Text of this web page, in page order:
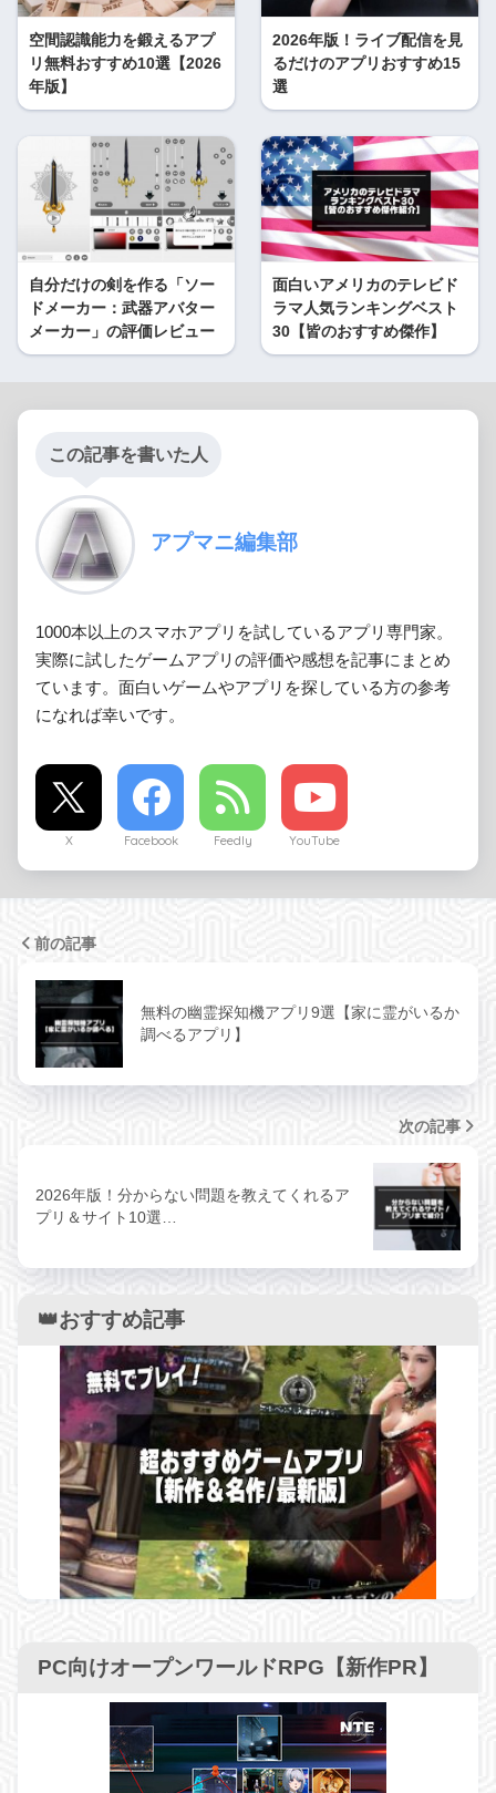
空間認識能力を鍛えるアプ
リ無料おすすめ10選【2026
年版】
2026年版！ライブ配信を見
るだけのアプリおすすめ15
選
自分だけの剣を作る「ソー
ドメーカー：武器アバター
メーカー」の評価レビュー
面白いアメリカのテレビド
ラマ人気ランキングベスト
30【皆のおすすめ傑作】
この記事を書いた人
アプマニ編集部
1000本以上のスマホアプリを試しているアプリ専門家。
実際に試したゲームアプリの評価や感想を記事にまとめ
ています。面白いゲームやアプリを探している方の参考
になれば幸いです。
X Facebook Feedly YouTube
前の記事
無料の幽霊探知機アプリ9選【家に霊がいるか
調べるアプリ】
次の記事
2026年版！分からない問題を教えてくれるア
プリ＆サイト10選…
👑おすすめ記事
PC向けオープンワールドRPG【新作PR】